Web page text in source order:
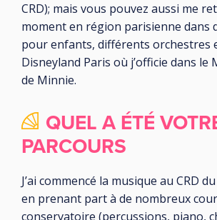
CRD); mais vous pouvez aussi me
moment en région parisienne dans
pour enfants, différents orchestres
Disneyland Paris où j’officie dans le
de Minnie.
QUEL A ÉTÉ
PARCOURS
J’ai commencé la musique au CRD
en prenant part à de nombreux
conservatoire (percussions, piano,